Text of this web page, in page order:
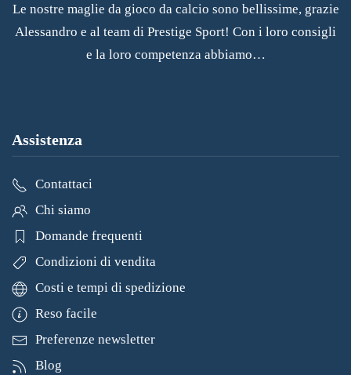
Le nostre maglie da gioco da calcio sono bellissime, grazie
Alessandro e al team di Prestige Sport! Con i loro consigli
e la loro competenza abbiamo…
Assistenza
Contattaci
Chi siamo
Domande frequenti
Condizioni di vendita
Costi e tempi di spedizione
Reso facile
Preferenze newsletter
Blog